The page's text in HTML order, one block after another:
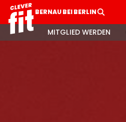
BERNAU BEI BERLIN
MITGLIED WERDEN